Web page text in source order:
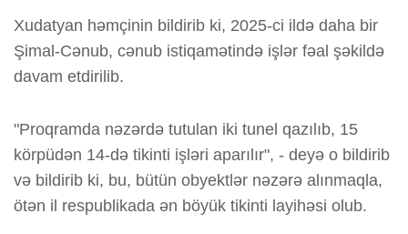
Xudatyan həmçinin bildirib ki, 2025-ci ildə daha bir
Şimal-Cənub, cənub istiqamətində işlər fəal şəkildə
davam etdirilib.
"Proqramda nəzərdə tutulan iki tunel qazılıb, 15
körpüdən 14-də tikinti işləri aparılır", - deyə o bildirib
və bildirib ki, bu, bütün obyektlər nəzərə alınmaqla,
ötən il respublikada ən böyük tikinti layihəsi olub.